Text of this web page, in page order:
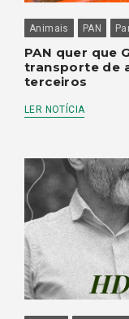
Animais PAN
PAN quer que
transporte de
terceiros
LER NOTÍCIA